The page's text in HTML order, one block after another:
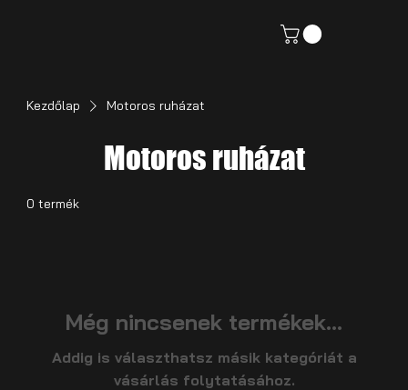
Kezdőlap Motoros ruházat
Motoros ruházat
0 termék
Még nincsenek termékek...
Addig is választhatsz másik kategóriát a
vásárlás folytatásához.